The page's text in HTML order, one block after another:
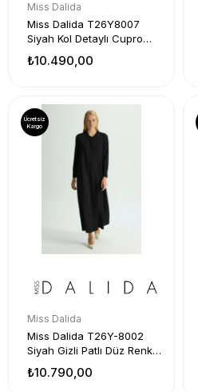
Miss Dalida
Miss Dalida T26Y8007
Siyah Kol Detaylı Cupro
₺10.490,00
Miss Dalida
Miss Dalida T26Y-8002
Siyah Gizli Patlı Düz Renk
₺10.790,00
Ücretsiz
Kargo